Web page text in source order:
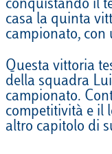
conquistando il
casa la quinta
campionato, con
Questa vittoria
della squadra
campionato.
competitività e il
altro capitolo di